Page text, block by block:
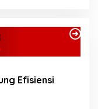
Efisiensi